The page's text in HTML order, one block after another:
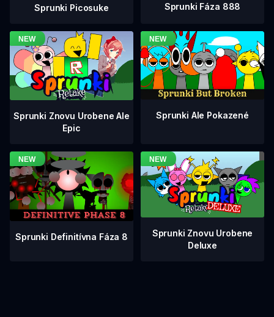
Sprunki Picosuke Sprunki Fáza 888
Sprunki Znovu Urobene Ale
Epic
Sprunki Ale Pokazené
Sprunki Definitívna Fáza 8
Sprunki Znovu Urobene
Deluxe